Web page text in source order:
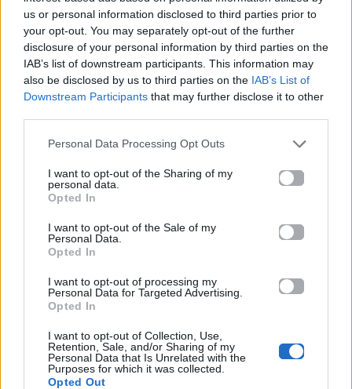
us or personal information disclosed to third parties prior to
your opt-out. You may separately opt-out of the further
disclosure of your personal information by third parties on the
IAB’s list of downstream participants. This information may
also be disclosed by us to third parties on the IAB’s List of
Downstream Participants that may further disclose it to other
Personal Data Processing Opt Outs
I want to opt-out of the Sharing of my
personal data.
Opted In
I want to opt-out of the Sale of my
Personal Data.
Opted In
I want to opt-out of processing my
Personal Data for Targeted Advertising.
Opted In
I want to opt-out of Collection, Use,
Retention, Sale, and/or Sharing of my
Personal Data that Is Unrelated with the
Purposes for which it was collected.
Opted Out
ΕΡΤ: Εντυπωσιακή
αύξηση κερδοφορίας
στη φετινή Eurovision
20.05.2026
Ηλεκτρικά πατίνια:
Μεταφορικό μέσο ή
«παγίδα» θανάτου;
Οδηγός ασφαλούς
μετακίνησης
12.05.2026
Life